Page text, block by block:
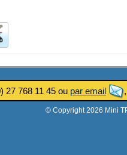
27 768 11 45 ou par email
© Copyright 2026 Mini